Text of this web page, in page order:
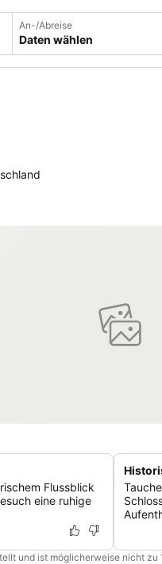
An-/Abreise
Daten wählen
Flussblick
eine ruhige
und ist möglicherweise nicht zu